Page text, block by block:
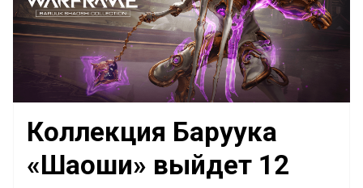
Коллекция Баруука
«Шаоши» выйдет 12